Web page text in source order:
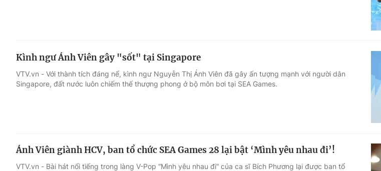
Kình ngư Ánh Viên gây "sốt" tại Singapore
VTV.vn - Với thành tích đáng nể, kình ngư Nguyễn Thị Ánh Viên đã gây ấn tượng mạnh với người dân
Singapore, đất nước luôn chiếm thế thượng phong ở bộ môn bơi tại SEA Games.
Ánh Viên giành HCV, ban tổ chức SEA Games 28 lại bật ‘Mình yêu nhau đi’!
VTV.vn - Bài hát nổi tiếng trong làng V-Pop “Mình yêu nhau đi” của ca sĩ Bích Phương lại được ban tổ